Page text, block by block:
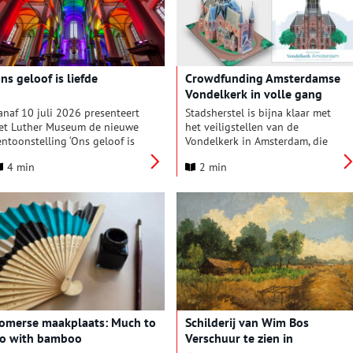
geprojecteerd worden
dit rijksmonument.
geloof is liefde
10 juli 2026 presenteert
Luther Museum de nieuwe
‘Ons geloof is
in de
liep en loopt wat betreft
trots voorop
biedt een veilig én christelijk
voor alle kleuren van
pride-regenboog. Speciaal
de World Pride organiseert
Luther Museum deze
om te vieren
iedereen welkom is bij de
gemeenschap! Te zien
10 juli tot en met Coming
4 min
Crowdfunding Amsterdamse
Vondelkerk in volle gang
Stadsherstel is bijna klaar met
het veiligstellen van de
Vondelkerk in Amsterdam, die
afwachting van de benodigde
monumentenorganisatie door
met het werven van fondsen en
donaties voor de restauratie.
2 min
maakplaats: Much to
with bamboo
Schilderij van Wim Bos
Verschuur te zien in